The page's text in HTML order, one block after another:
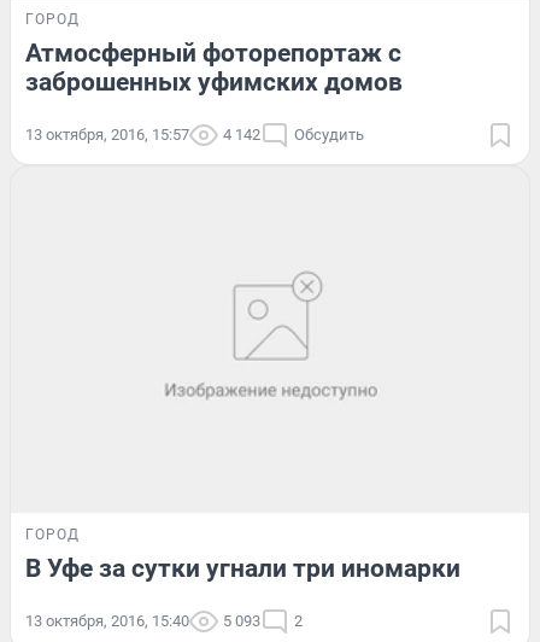
ГОРОД
Атмосферный фоторепортаж с
заброшенных уфимских домов
13 октября, 2016, 15:57 4 142 Обсудить
ГОРОД
В Уфе за сутки угнали три иномарки
13 октября, 2016, 15:40 5 093 2